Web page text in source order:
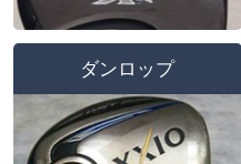
ダンロップ